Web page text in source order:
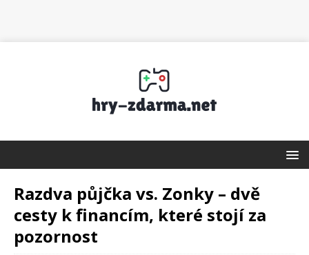
Razdva půjčka vs. Zonky – dvě
cesty k financím, které stojí za
pozornost